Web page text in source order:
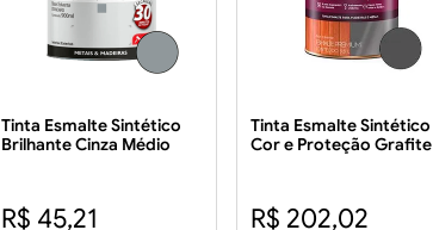
Tinta Esmalte Sintético
Brilhante Cinza Médio
R$ 45,21
Tinta Esmalte Sintético
Cor e Proteção Grafite
R$ 202,02